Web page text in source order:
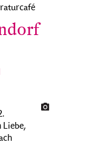
Liebe,